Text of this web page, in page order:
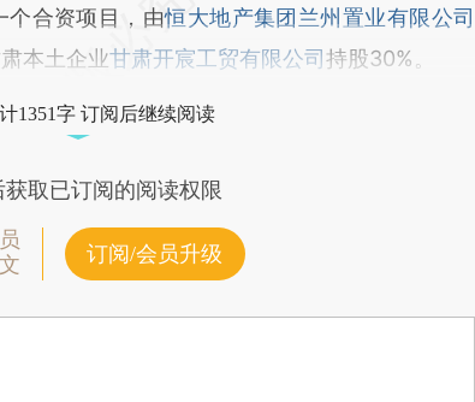
合资项目，由恒大地产集团兰州置业有限公司
本土企业甘肃开宸工贸有限公司持股30%。
1351字 订阅后继续阅读
取已订阅的阅读权限
订阅/会员升级